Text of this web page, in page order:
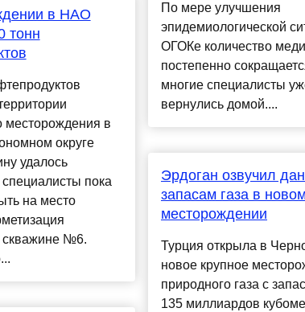
в НАО
тонн
месторождения в
округе
удалось
пока
на место
скважине №6.
По мере улучшения
эпидемиологической
ОГОКе количество
постепенно
многие специалисты
вернулись домой....
Эрдоган озвучил
запасам газа в
месторождении
Турция открыла в
новое крупное
природного газа с
135 миллиардов